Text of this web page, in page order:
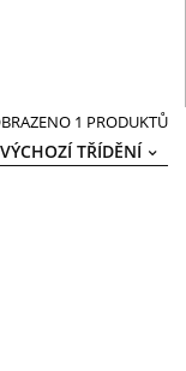
1 PRODUKTŮ
VÝCHOZÍ TŘÍDĚNÍ